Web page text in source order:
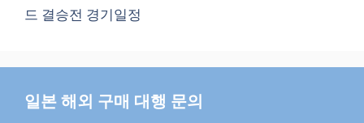
드 결승전 경기일정
일본 해외 구매 대행 문의